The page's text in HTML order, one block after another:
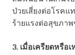
ป่วยเสี่ยงต่อโรคแ
ร้ายแรงต่อสุขภาพ
3. เมื่อเครียดหรือ